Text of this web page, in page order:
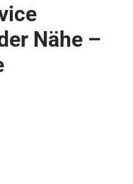
Nähe –